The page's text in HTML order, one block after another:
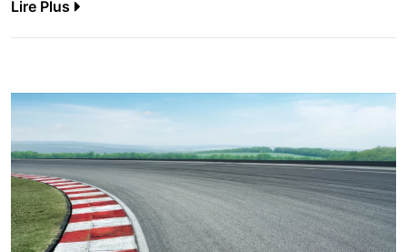
Lire Plus